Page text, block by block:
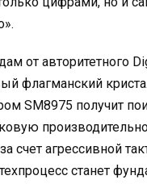
от авторитетного
флагманский
SM8975 получит
счет агрессивной
станет